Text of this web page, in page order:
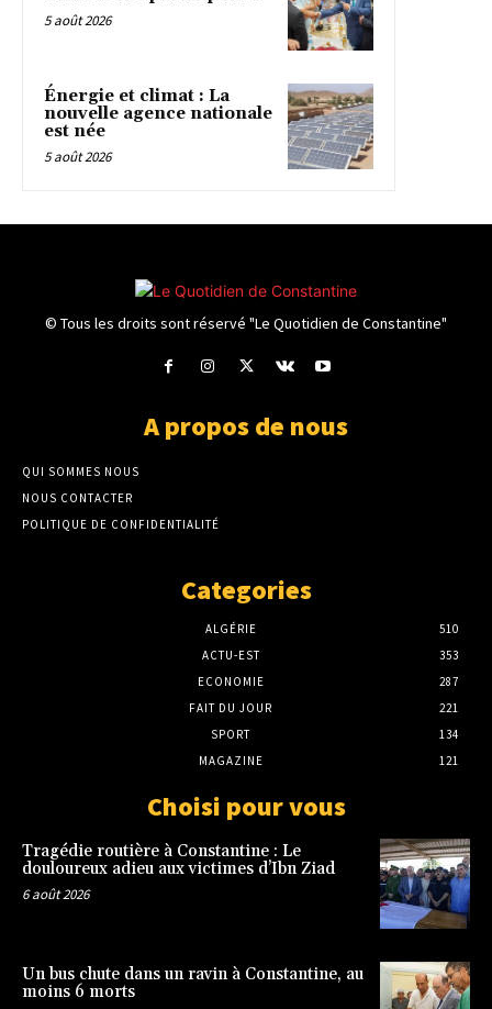
5 août 2026
Énergie et climat : La
nouvelle agence nationale
est née
5 août 2026
© Tous les droits sont réservé "Le Quotidien de Constantine"
A propos de nous
QUI SOMMES NOUS
NOUS CONTACTER
POLITIQUE DE CONFIDENTIALITÉ
Categories
ALGÉRIE
510
ACTU-EST
353
ECONOMIE
287
FAIT DU JOUR
221
SPORT
134
MAGAZINE
121
Choisi pour vous
Tragédie routière à Constantine : Le
douloureux adieu aux victimes d’Ibn Ziad
6 août 2026
Un bus chute dans un ravin à Constantine, au
moins 6 morts